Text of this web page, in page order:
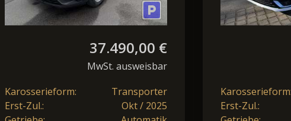
37.490,00 €
MwSt. ausweisbar
Karosserieform:
Transporter
Erst-Zul.:
Okt / 2025
Karosserieform:
Erst-Zul.: